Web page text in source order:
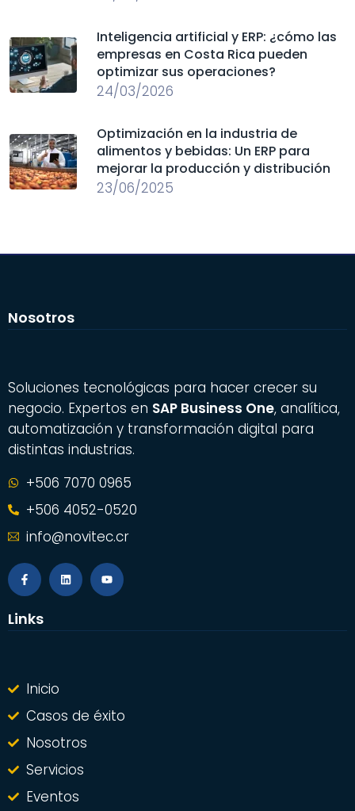
Inteligencia artificial y ERP: ¿cómo las
empresas en Costa Rica pueden
optimizar sus operaciones?
24/03/2026
Optimización en la industria de
alimentos y bebidas: Un ERP para
mejorar la producción y distribución
23/06/2025
Nosotros
Soluciones tecnológicas para hacer crecer su
negocio. Expertos en SAP Business One, analítica,
automatización y transformación digital para
distintas industrias.
+506 7070 0965
+506 4052-0520
info@novitec.cr
Links
Inicio
Casos de éxito
Nosotros
Servicios
Eventos